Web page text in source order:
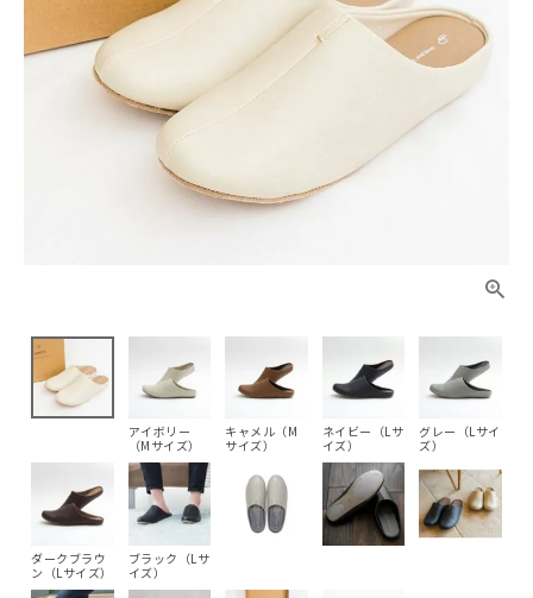
アイボリー
（Mサイズ）
キャメル（M
サイズ）
ネイビー（Lサ
イズ）
グレー（Lサイ
ズ）
ダークブラウ
ン（Lサイズ）
ブラック（Lサ
イズ）